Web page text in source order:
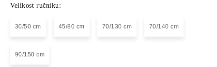
Velikost ručníku:
30/50 cm 45/80 cm 70/130 cm 70/140 cm
90/150 cm